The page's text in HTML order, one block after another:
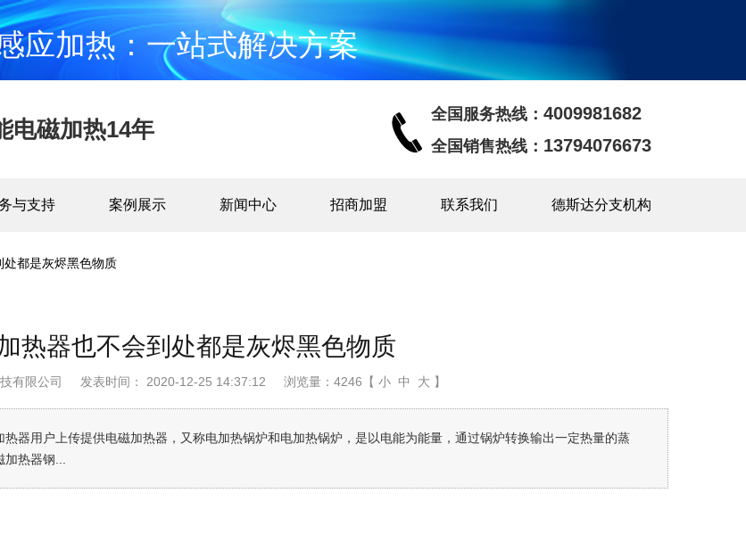
应加热：一站式解决方案
电磁加热14年
全国服务热线： 4009981682
全国销售热线： 13794076673
与支持 案例展示 新闻中心 招商加盟 联系我们 德斯达分支机构
都是灰烬黑色物质
热器也不会到处都是灰烬黑色物质
有限公司 发表时间： 2020-12-25 14:37:12 浏览量：4246【 小 中 大 】
器用户上传提供电磁加热器，又称电加热锅炉和电加热锅炉，是以电能为能量，通过锅炉转换输出一定热量的蒸
热器钢...